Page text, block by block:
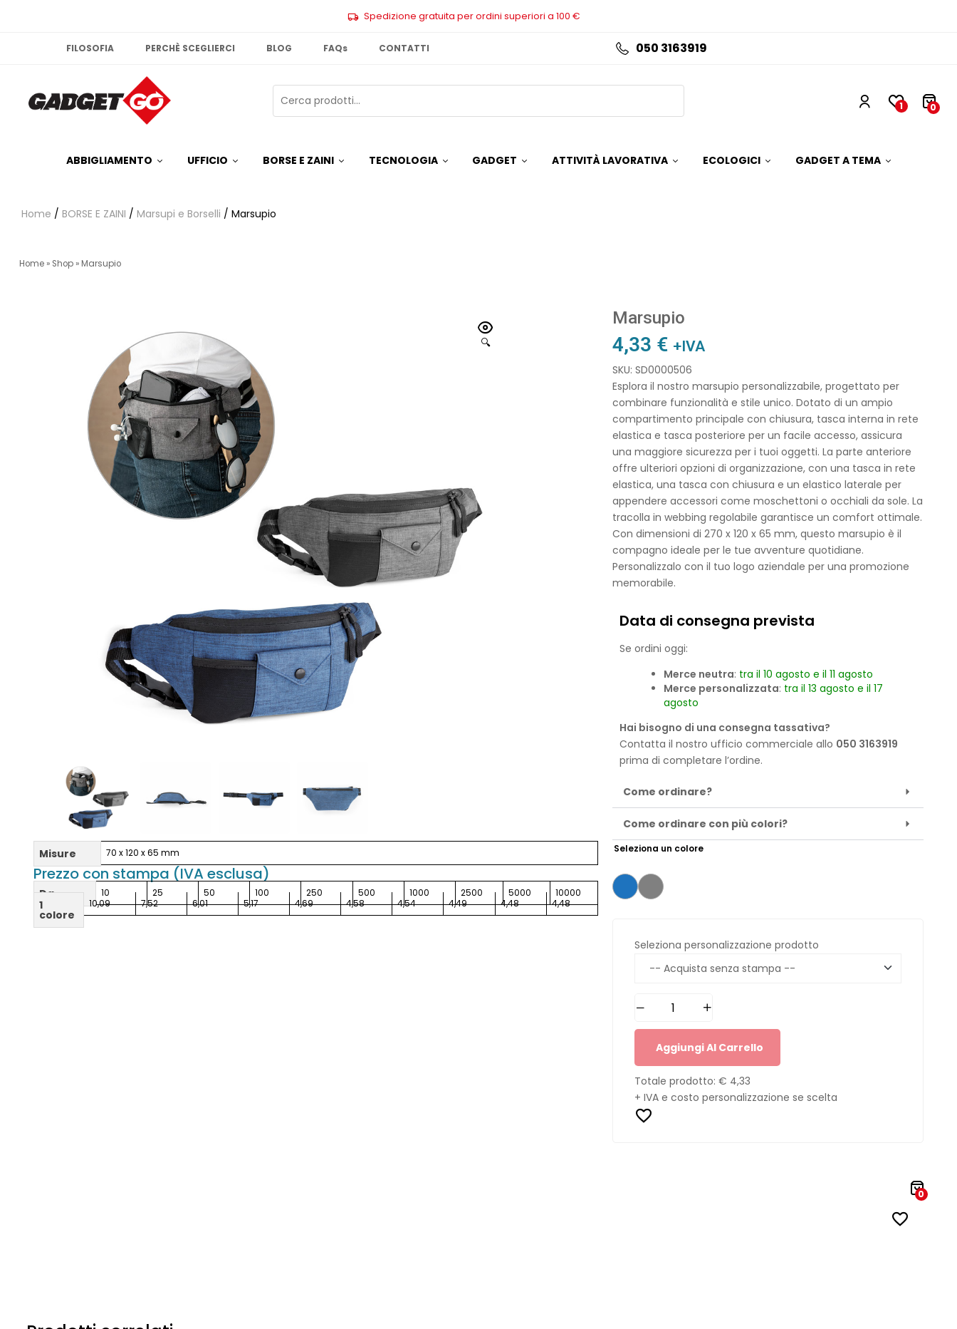
Spedizione gratuita per ordini superiori a 100 €
FILOSOFIA PERCHÈ SCEGLIERCI BLOG FAQs CONTATTI 050 3163919
1 0
ABBIGLIAMENTO UFFICIO BORSE E ZAINI TECNOLOGIA GADGET ATTIVITÀ LAVORATIVA ECOLOGICI GADGET A TEMA
Home / BORSE E ZAINI / Marsupi e Borselli / Marsupio
Home » Shop » Marsupio
🔍
Misure 70 x 120 x 65 mm
Prezzo con stampa (IVA esclusa)
Da 10 25 50 100 250 500 1000 2500 5000 10000
1
colore
10,09 7,52 6,01 5,17 4,69 4,58 4,54 4,49 4,48 4,48
Marsupio
4,33 € +IVA
SKU: SD0000506
Esplora il nostro marsupio personalizzabile, progettato per
combinare funzionalità e stile unico. Dotato di un ampio
compartimento principale con chiusura, tasca interna in rete
elastica e tasca posteriore per un facile accesso, assicura
una maggiore sicurezza per i tuoi oggetti. La parte anteriore
offre ulteriori opzioni di organizzazione, con una tasca in rete
elastica, una tasca con chiusura e un elastico laterale per
appendere accessori come moschettoni o occhiali da sole. La
tracolla in webbing regolabile garantisce un comfort ottimale.
Con dimensioni di 270 x 120 x 65 mm, questo marsupio è il
compagno ideale per le tue avventure quotidiane.
Personalizzalo con il tuo logo aziendale per una promozione
memorabile.
Data di consegna prevista
Se ordini oggi:
Merce neutra: tra il 10 agosto e il 11 agosto
Merce personalizzata: tra il 13 agosto e il 17
agosto
Hai bisogno di una consegna tassativa?
Contatta il nostro ufficio commerciale allo 050 3163919
prima di completare l’ordine.
Come ordinare?
Come ordinare con più colori?
Seleziona un colore
Seleziona personalizzazione prodotto
Aggiungi Al Carrello
Totale prodotto: € 4,33
+ IVA e costo personalizzazione se scelta
0